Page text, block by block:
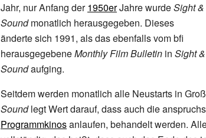
Jahr, nur Anfang der1950erJahre wurdeSight &
Soundmonatlich herausgegeben. Dieses
änderte sich 1991, als das ebenfalls vom bfi
herausgegebeneMonthly Film Bulletin in Sight &
Soundaufging.
Seitdem werden monatlich alle Neustarts in
Soundlegt Wert darauf, dass auch die
Programmkinosanlaufen, behandelt werden.